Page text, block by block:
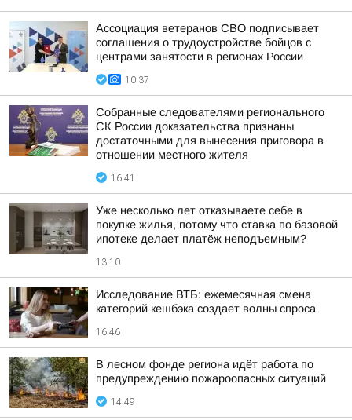
Ассоциация ветеранов СВО подписывает
соглашения о трудоустройстве бойцов с
центрами занятости в регионах России
10:37
Собранные следователями регионального
СК России доказательства признаны
достаточными для вынесения приговора в
отношении местного жителя
16:41
Уже несколько лет отказываете себе в
покупке жилья, потому что ставка по базовой
ипотеке делает платёж неподъемным?
13:10
Исследование ВТБ: ежемесячная смена
категорий кешбэка создает волны спроса
16:46
В лесном фонде региона идёт работа по
предупреждению пожароопасных ситуаций
14:49